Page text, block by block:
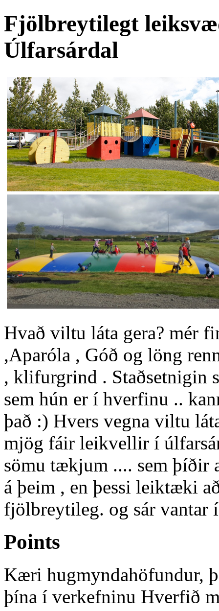
Fjölbreytilegt
Úlfarsárdal
Hvað viltu láta gera? mér
,Aparóla , Góð og löng
, klifurgrind . Staðsetnigin
sem hún er í hverfinu ..
það :) Hvers vegna viltu
mjög fáir leikvellir í
sömu tækjum .... sem þíðir
á þeim , en þessi leiktæki
fjölbreytileg. og sár vantar
Points
Kæri hugmyndahöfundur,
þína í verkefninu Hverfið